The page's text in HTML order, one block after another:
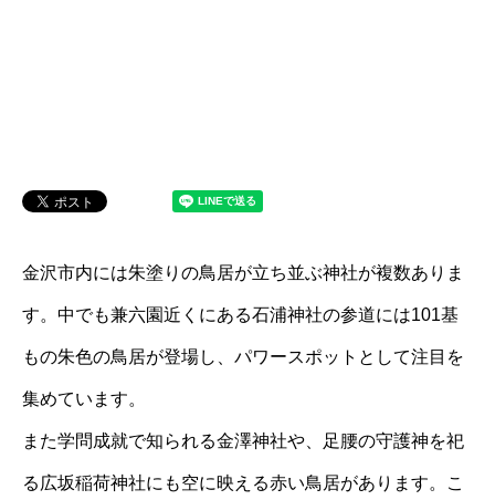
金沢市内には朱塗りの鳥居が立ち並ぶ神社が複数ありま
す。中でも兼六園近くにある石浦神社の参道には101基
もの朱色の鳥居が登場し、パワースポットとして注目を
集めています。
また学問成就で知られる金澤神社や、足腰の守護神を祀
る広坂稲荷神社にも空に映える赤い鳥居があります。こ